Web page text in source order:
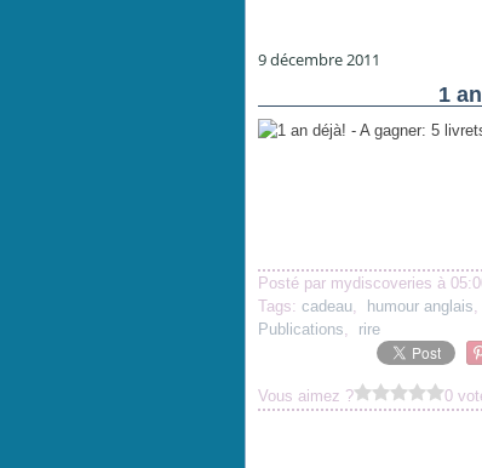
9 décembre 2011
1
Posté par mydiscoveries à
Tags: cadeau, humour anglais,
Publications, rire
Vous aimez ? 0